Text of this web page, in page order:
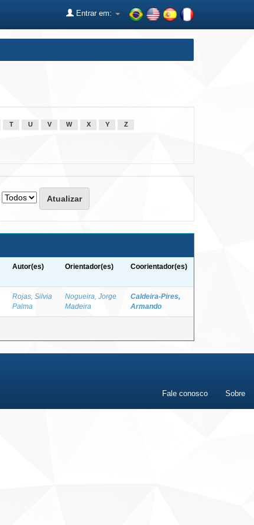
Entrar em:
T U V W X Y Z
Autor(es) Orientador(es) Coorientador(es)
Rojas, Silvia
Palma
Nogueira, Jorge
Madeira
Caldeira-Pires,
Armando
Fale conosco Sobre